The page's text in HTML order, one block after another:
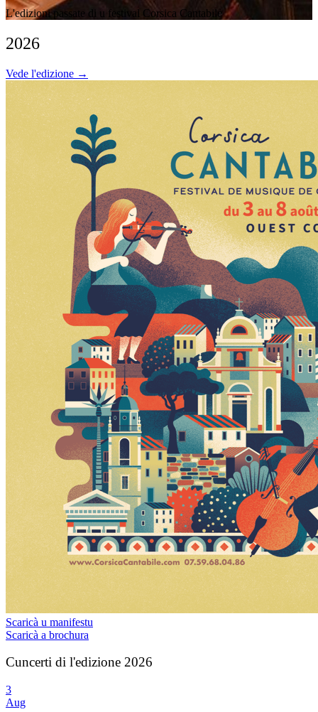
L'edizioni passate di u festival Corsica Cantabile
2026
Vede l'edizione →
Scaricà u manifestu
Scaricà a brochura
Cuncerti di l'edizione 2026
3
Aug